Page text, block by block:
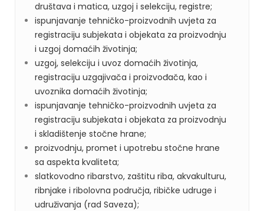
društava i matica, uzgoj i selekciju, registre;
ispunjavanje tehničko-proizvodnih uvjeta za
registraciju subjekata i objekata za proizvodnju
i uzgoj domaćih životinja;
uzgoj, selekciju i uvoz domaćih životinja,
registraciju uzgajivača i proizvođača, kao i
uvoznika domaćih životinja;
ispunjavanje tehničko-proizvodnih uvjeta za
registraciju subjekata i objekata za proizvodnju
i skladištenje stočne hrane;
proizvodnju, promet i upotrebu stočne hrane
sa aspekta kvaliteta;
slatkovodno ribarstvo, zaštitu riba, akvakulturu,
ribnjake i ribolovna područja, ribičke udruge i
udruživanja (rad Saveza);